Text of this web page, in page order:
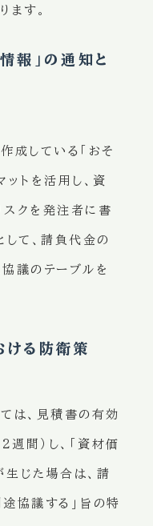
ます。
報」の通知と
成している「おそ
トを活用し、資
クを発注者に書
して、請負代金の
議のテーブルを
る防衛策
は、見積書の有効
間）し、「資材価
じた場合は、請
協議する」旨の特